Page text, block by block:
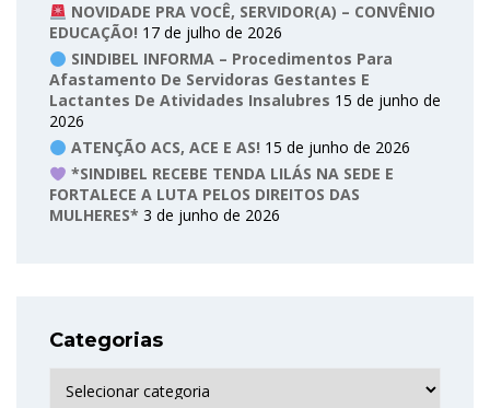
NOVIDADE PRA VOCÊ, SERVIDOR(A) – CONVÊNIO
EDUCAÇÃO! 17 de julho de 2026
SINDIBEL INFORMA – Procedimentos Para
Afastamento De Servidoras Gestantes E
Lactantes De Atividades Insalubres 15 de junho de
2026
ATENÇÃO ACS, ACE E AS! 15 de junho de 2026
*SINDIBEL RECEBE TENDA LILÁS NA SEDE E
FORTALECE A LUTA PELOS DIREITOS DAS
MULHERES* 3 de junho de 2026
Categorias
Categorias